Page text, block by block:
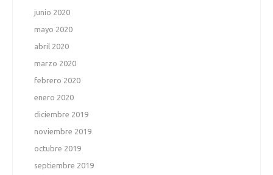
junio 2020
mayo 2020
abril 2020
marzo 2020
febrero 2020
enero 2020
diciembre 2019
noviembre 2019
octubre 2019
septiembre 2019